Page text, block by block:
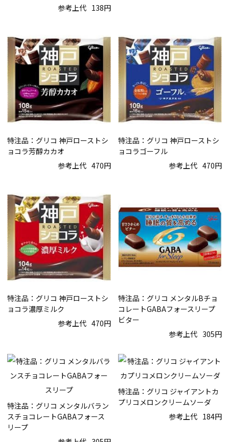
参考上代 138円
特注品：グリコ 神戸ローストシ
ョコラ芳醇カカオ
参考上代 470円
特注品：グリコ 神戸ローストシ
ョコラゴーフル
参考上代 470円
特注品：グリコ 神戸ローストシ
ョコラ濃厚ミルク
参考上代 470円
特注品：グリコ メンタルBチョ
コレートGABAフォースリープ
ビター
参考上代 305円
特注品：グリコ メンタルバラン
スチョコレートGABAフォース
リープ
特注品：グリコ ジャイアントカ
プリコメロンクリームソーダ
参考上代 184円